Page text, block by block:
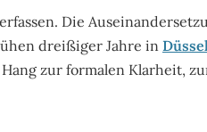
Die
dreißiger Jahre in
zur formalen Klarheit,